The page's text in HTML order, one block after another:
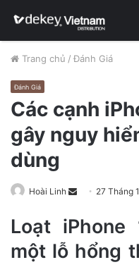
Trang chủ / Đánh Giá
Đánh Giá
Các cạnh
gây nguy
dùng
Hoài Linh
n
d
a
27 Tháng
Loạt
một lỗ hổng